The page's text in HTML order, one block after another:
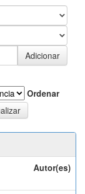
Ordenar
Autor(es)